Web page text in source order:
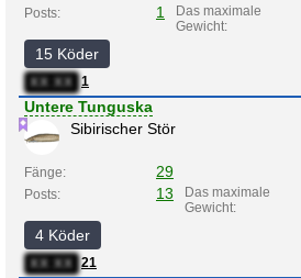
Posts: 1
Das maximale
Gewicht:
15 Köder
XX:XX 1
Untere Tunguska
Sibirischer Stör
Fänge: 29
Posts: 13
Das maximale
Gewicht:
4 Köder
XX:XX 21